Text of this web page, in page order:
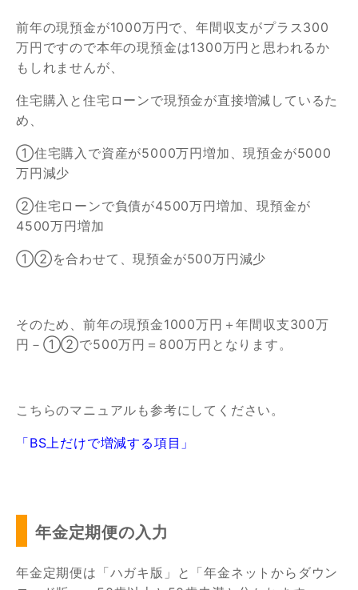
前年の現預金が1000万円で、年間収支がプラス300
万円ですので本年の現預金は1300万円と思われるか
もしれませんが、
住宅購入と住宅ローンで現預金が直接増減しているた
め、
①住宅購入で資産が5000万円増加、現預金が5000
万円減少
②住宅ローンで負債が4500万円増加、現預金が
4500万円増加
①②を合わせて、現預金が500万円減少
そのため、前年の現預金1000万円＋年間収支300万
円－①②で500万円＝800万円となります。
こちらのマニュアルも参考にしてください。
「BS上だけで増減する項目」
年金定期便の入力
年金定期便は「ハガキ版」と「年金ネットからダウン